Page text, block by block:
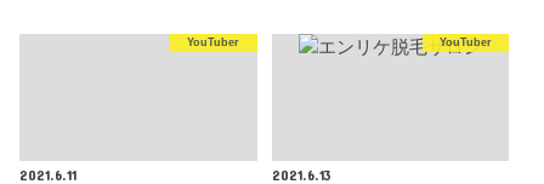
YouTuber
2021.6.11
YouTuber
2021.6.13